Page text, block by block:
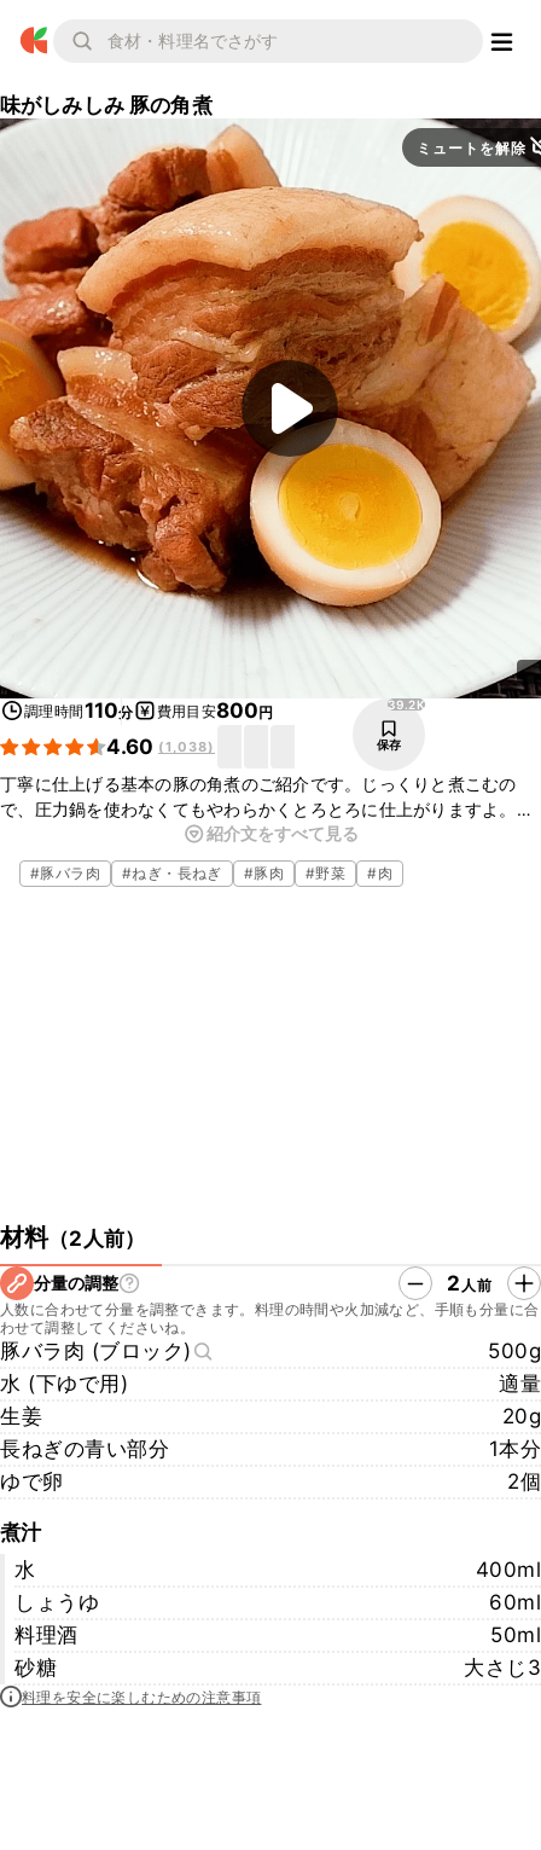
味がしみしみ 豚の角煮
ミュートを解除
調理時間110分 費用目安800円
4.60 (1,038)
39.2K
保存
丁寧に仕上げる基本の豚の角煮のご紹介です。じっくりと煮こむの
で、圧力鍋を使わなくてもやわらかくとろとろに仕上がりますよ。
こってりした風味がごはんとの相性抜群で、お酒のおつまみにもおす
すめです。ぜひお試しくださいね。
紹介文をすべて見る
#豚バラ肉 #ねぎ・長ねぎ #豚肉 #野菜 #肉
材料（2人前）
分量の調整 2 人前
人数に合わせて分量を調整できます。料理の時間や火加減など、手順も分量に合
わせて調整してくださいね。
豚バラ肉 (ブロック)
500g
水 (下ゆで用)
適量
生姜
20g
長ねぎの青い部分
1本分
ゆで卵
2個
煮汁
水
400ml
しょうゆ
60ml
料理酒
50ml
砂糖
大さじ3
料理を安全に楽しむための注意事項